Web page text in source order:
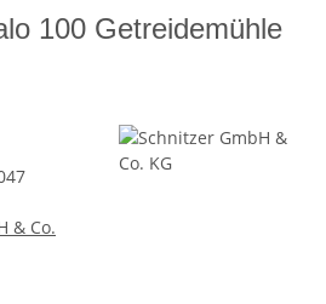
100 Getreidemühle
& Co.